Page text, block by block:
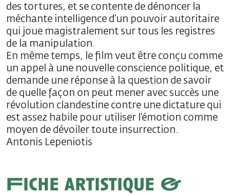
des tortures, et se contente de dénoncer la
méchante intelligence d’un pouvoir autoritaire
qui joue magistralement sur tous les registres
de la manipulation.
En même temps, le film veut être conçu comme
un appel à une nouvelle conscience politique, et
demande une réponse à la question de savoir
de quelle façon on peut mener avec succès une
révolution clandestine contre une dictature qui
est assez habile pour utiliser l’émotion comme
moyen de dévoiler toute insurrection.
Antonis Lepeniotis
Fiche artistique &